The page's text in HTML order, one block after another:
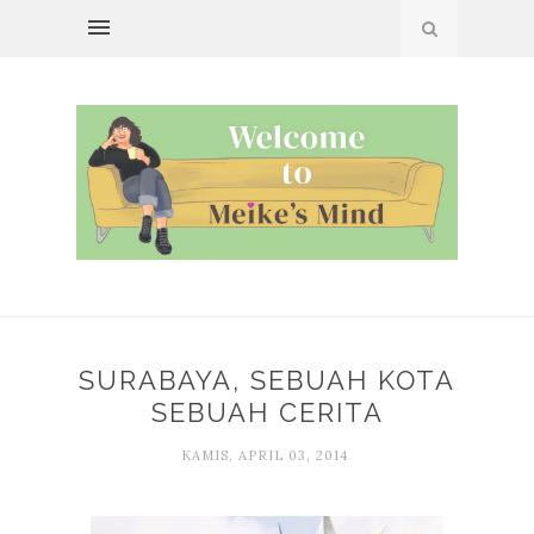
SURABAYA, SEBUAH KOTA
SEBUAH CERITA
KAMIS, APRIL 03, 2014